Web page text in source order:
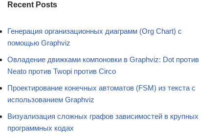
Recent Posts
Генерация организационных диаграмм (Org Chart) с
помощью Graphviz
Овладение движками компоновки в Graphviz: Dot против
Neato против Twopi против Circo
Проектирование конечных автоматов (FSM) из текста с
использованием Graphviz
Визуализация сложных графов зависимостей в крупных
программных кодах